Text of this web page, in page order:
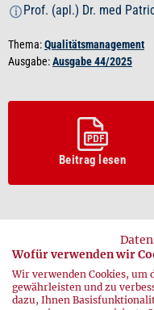
i Prof. (apl.) Dr. med
Thema:Qualitätsmanagement
Ausgabe:Ausgabe 44/2025
Beitrag lesen
Wofür verwenden wir
Wir verwenden Cookies,
gewährleisten und zu
dazu, Ihnen